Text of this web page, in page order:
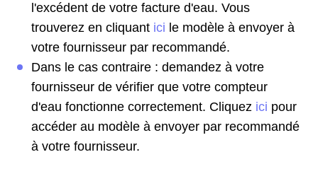
l'excédent de votre facture d'eau. Vous
trouverez en cliquant ici le modèle à envoyer à
votre fournisseur par recommandé.
Dans le cas contraire : demandez à votre
fournisseur de vérifier que votre compteur
d'eau fonctionne correctement. Cliquez ici pour
accéder au modèle à envoyer par recommandé
à votre fournisseur.